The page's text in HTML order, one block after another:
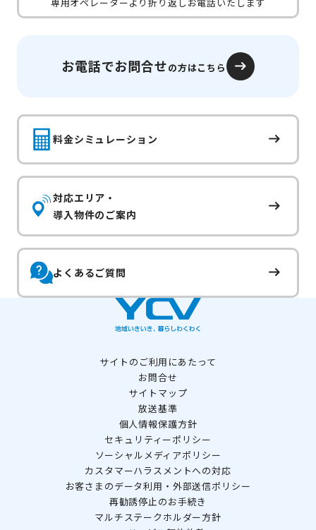
お電話でお問合せの方はこちら
料金シミュレーション
対応エリア・
導入物件のご案内
よくあるご質問
サイトのご利用にあたって
お問合せ
サイトマップ
放送基準
個人情報保護方針
セキュリティーポリシー
ソーシャルメディアポリシー
カスタマーハラスメントへの対応
お客さまのデータ利用・外部送信ポリシー
再勧誘停止のお手続き
マルチステークホルダー方針